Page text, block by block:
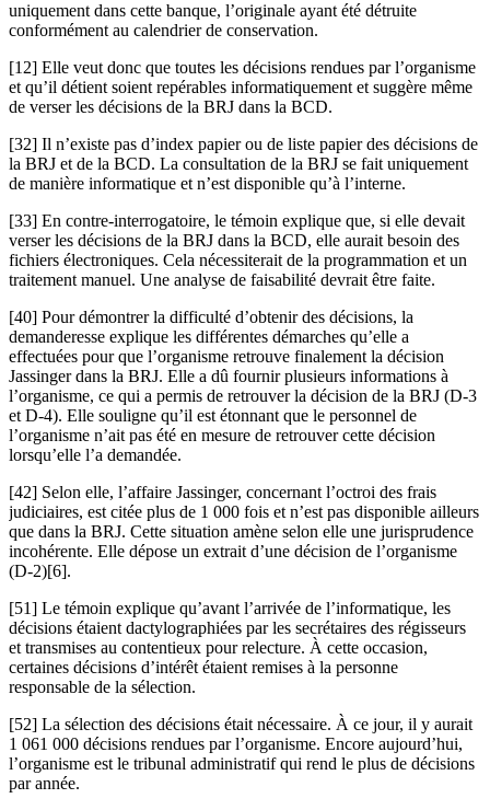
uniquement dans cette banque, l’originale ayant été détruite
conformément au calendrier de conservation.
[12] Elle veut donc que toutes les décisions rendues par l’organisme
et qu’il détient soient repérables informatiquement et suggère même
de verser les décisions de la BRJ dans la BCD.
[32] Il n’existe pas d’index papier ou de liste papier des décisions de
la BRJ et de la BCD. La consultation de la BRJ se fait uniquement
de manière informatique et n’est disponible qu’à l’interne.
[33] En contre-interrogatoire, le témoin explique que, si elle devait
verser les décisions de la BRJ dans la BCD, elle aurait besoin des
fichiers électroniques. Cela nécessiterait de la programmation et un
traitement manuel. Une analyse de faisabilité devrait être faite.
[40] Pour démontrer la difficulté d’obtenir des décisions, la
demanderesse explique les différentes démarches qu’elle a
effectuées pour que l’organisme retrouve finalement la décision
Jassinger dans la BRJ. Elle a dû fournir plusieurs informations à
l’organisme, ce qui a permis de retrouver la décision de la BRJ (D-3
et D-4). Elle souligne qu’il est étonnant que le personnel de
l’organisme n’ait pas été en mesure de retrouver cette décision
lorsqu’elle l’a demandée.
[42] Selon elle, l’affaire Jassinger, concernant l’octroi des frais
judiciaires, est citée plus de 1 000 fois et n’est pas disponible ailleurs
que dans la BRJ. Cette situation amène selon elle une jurisprudence
incohérente. Elle dépose un extrait d’une décision de l’organisme
(D-2)[6].
[51] Le témoin explique qu’avant l’arrivée de l’informatique, les
décisions étaient dactylographiées par les secrétaires des régisseurs
et transmises au contentieux pour relecture. À cette occasion,
certaines décisions d’intérêt étaient remises à la personne
responsable de la sélection.
[52] La sélection des décisions était nécessaire. À ce jour, il y aurait
1 061 000 décisions rendues par l’organisme. Encore aujourd’hui,
l’organisme est le tribunal administratif qui rend le plus de décisions
par année.